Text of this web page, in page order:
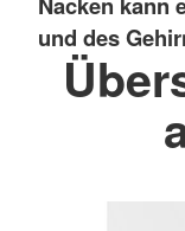
und des